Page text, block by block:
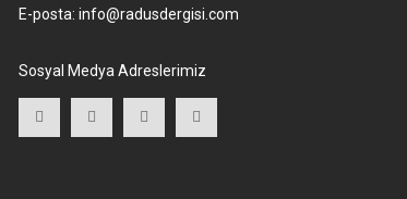
E-posta: info@radusdergisi.com
Sosyal Medya Adreslerimiz